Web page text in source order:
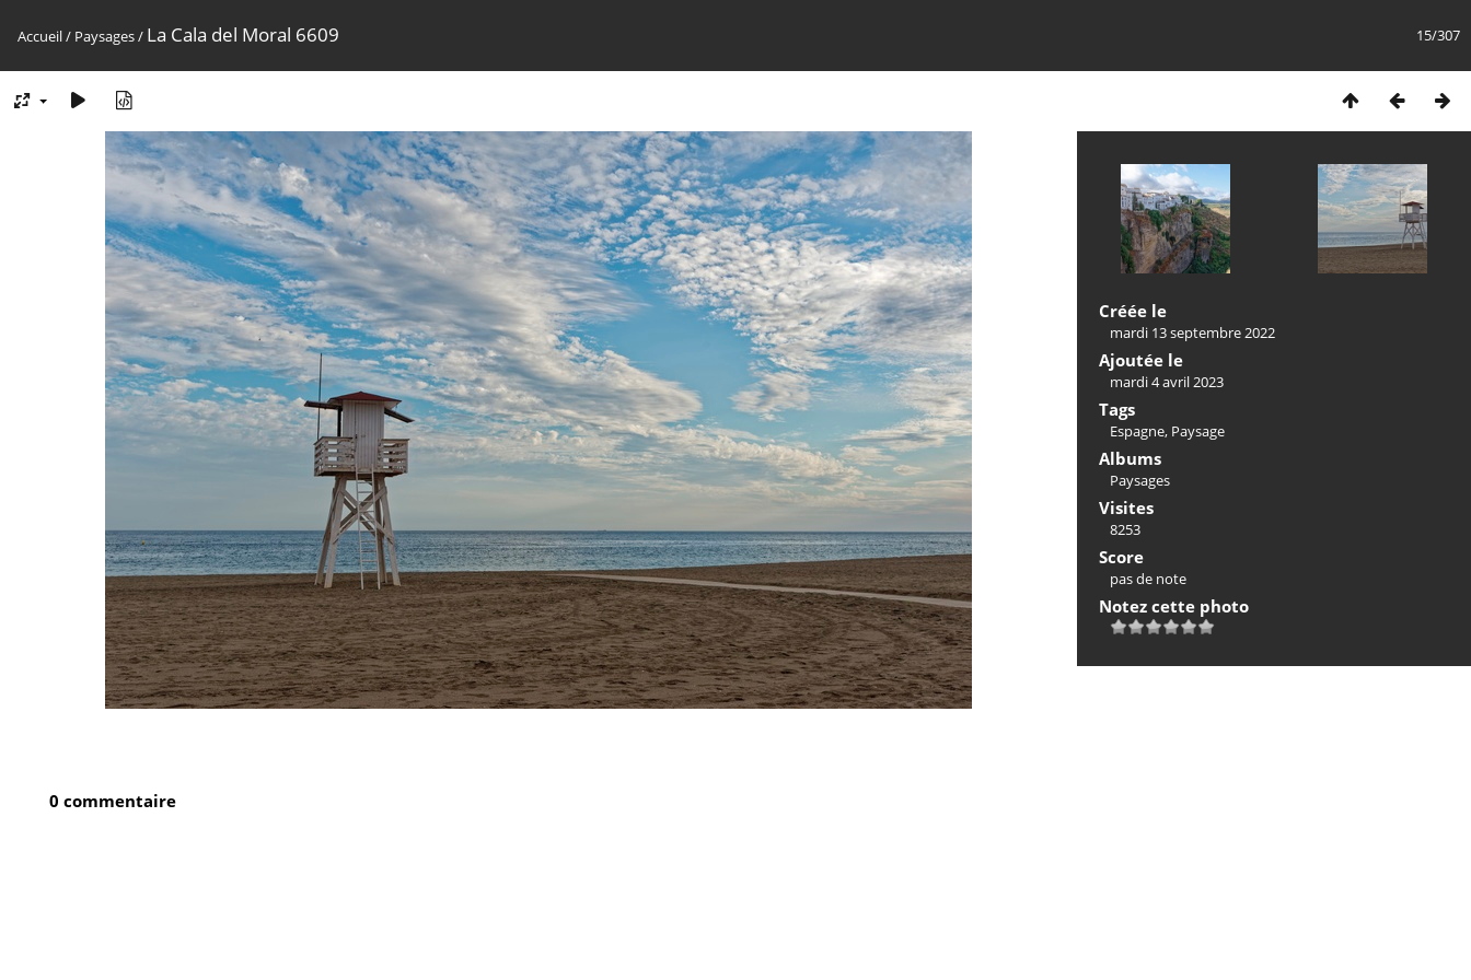
15/307
Accueil/ Paysages/ La Cala del Moral 6609
Créée le
mardi 13 septembre 2022
Ajoutée le
mardi 4 avril 2023
Tags
Espagne, Paysage
Albums
Paysages
Visites
8253
Score
pas de note
Notez cette photo
0 commentaire